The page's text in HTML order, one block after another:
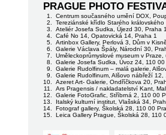
PRAGUE PHOTO
1.
Centrum současného umění DOX,
2.
Tereziánské křídlo Starého
3.
Ateliér Josefa Sudka, Újezd 30, Praha
4.
Café No 14, Opatovická 14, Praha 1
5.
Artinbox Gallery, Perlová 3, Dům v
6.
Galerie Václava Špály, Národní 30,
7.
Uměleckoprůmyslové museum v
8.
Galerie Josefa Sudka, Úvoz 24, 110
9.
Galerie Rudolfinum – malá galerie,
9.
Galerie Rudolfinum, Alšovo nábřeží 12,
10.
Azeret Art- Galerie, Ondříčkova 20,
11.
Ars Pragensis / nakladatelství Kant,
12.
Galerie FotoGrafic, Stříbrná 2, 110 00
13.
Italský kulturní institut, Vlašská 34,
14.
Fotograf gallery, Školská 28, 110 00
15.
Leica Gallery Prague, Školská 28, 110